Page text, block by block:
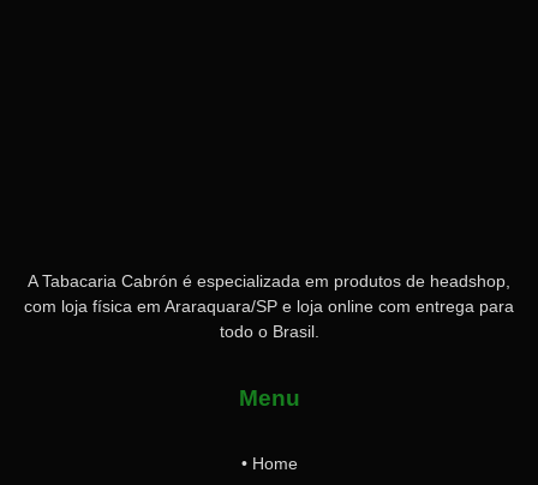
A Tabacaria Cabrón é especializada em produtos de headshop,
com loja física em Araraquara/SP e loja online com entrega para
todo o Brasil.
Menu
• Home